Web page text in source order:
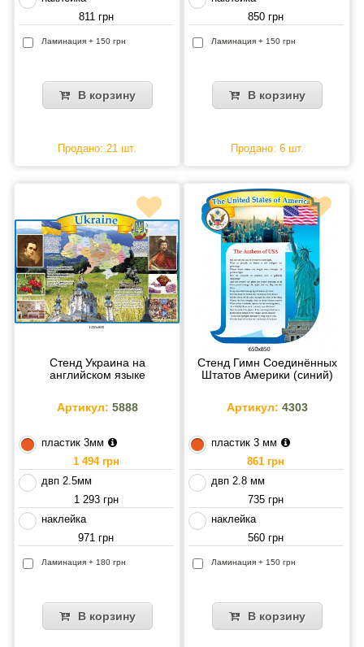
811 грн
Ламинация + 150 грн
В корзину
Продано: 21 шт.
850 грн
Ламинация + 150 грн
В корзину
Продано: 6 шт.
Стенд Украина на
английском языке
Артикул: 5888
пластик 3мм
1 494 грн
двп 2.5мм
1 293 грн
наклейка
971 грн
Ламинация + 180 грн
В корзину
Стенд Гимн Соединённых
Штатов Америки (синий)
Артикул: 4303
пластик 3 мм
861 грн
двп 2.8 мм
735 грн
наклейка
560 грн
Ламинация + 150 грн
В корзину